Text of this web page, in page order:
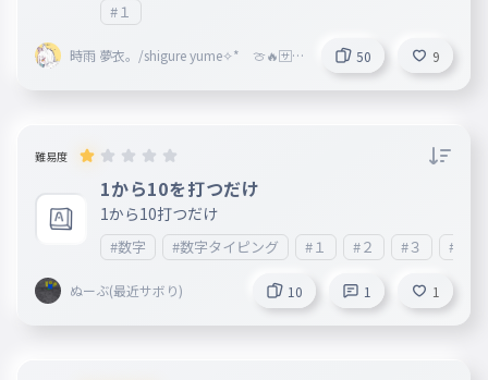
#１
時雨 夢衣。/shigure yume✧* 🍈🔥🈂️
50 9
難易度
1から10を打つだけ
1から10打つだけ
#数字 #数字タイピング #１ #２ #３ #４
ぬーぶ(最近サボり) 10 1 1